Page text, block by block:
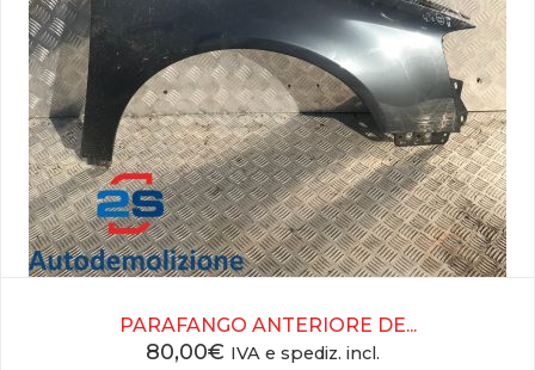
PARAFANGO ANTERIORE DE...
80,00€ IVA e spediz. incl.